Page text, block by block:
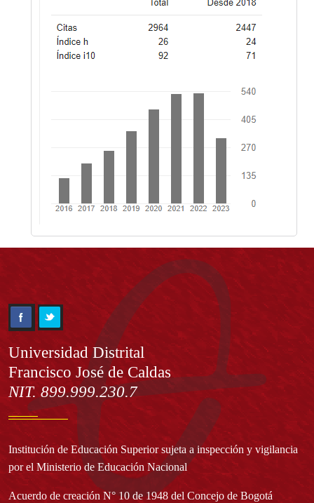
Información
Universidad Distrital
Francisco José de Caldas
NIT. 899.999.230.7
Institución de Educación Superior sujeta a inspección y vigilancia
por el Ministerio de Educación Nacional
Acuerdo de creación N° 10 de 1948 del Concejo de Bogotá